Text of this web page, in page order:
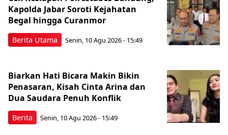
Berita Utama
Kapolda Jabar Soroti Kejahatan
Begal hingga Curanmor
Senin, 10 Agu 2026 - 15:49
Berita
Biarkan Hati Bicara Makin Bikin
Penasaran, Kisah Cinta Arina dan
Dua Saudara Penuh Konflik
Senin, 10 Agu 2026 - 15:49